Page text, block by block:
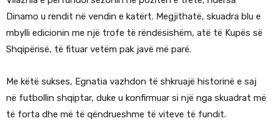
Dinamo u rendit në vendin e katërt. Megjithatë, skuadra blu e
mbylli edicionin me një trofe të rëndësishëm, atë të Kupës së
Shqipërisë, të fituar vetëm pak javë më parë.
Me këtë sukses, Egnatia vazhdon të shkruajë historinë e saj
në futbollin shqiptar, duke u konfirmuar si një nga skuadrat më
të forta dhe më të qëndrueshme të viteve të fundit.